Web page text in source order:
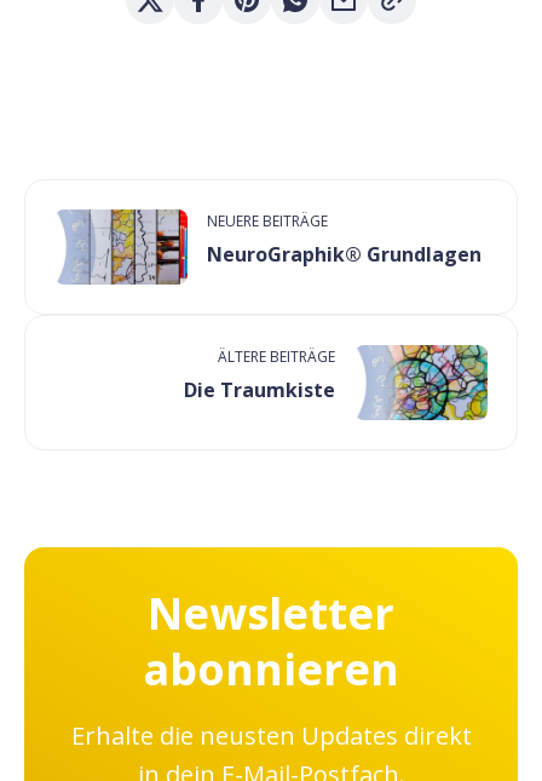
NEUERE BEITRÄGE
NeuroGraphik® Grundlagen
ÄLTERE BEITRÄGE
Die Traumkiste
Newsletter
abonnieren
Erhalte die neusten Updates direkt
in dein E-Mail-Postfach.